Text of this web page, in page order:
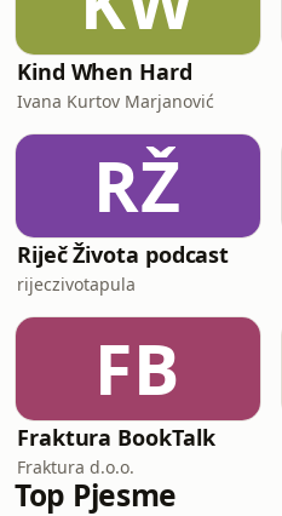
Kind When Hard
Ivana Kurtov Marjanović
RŽ
Riječ Života podcast
rijeczivotapula
FB
Fraktura BookTalk
Fraktura d.o.o.
Top Pjesme